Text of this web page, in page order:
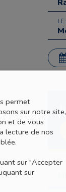
permet
sur notre site,
et de vous
lecture de nos
sur "Accepter
sur